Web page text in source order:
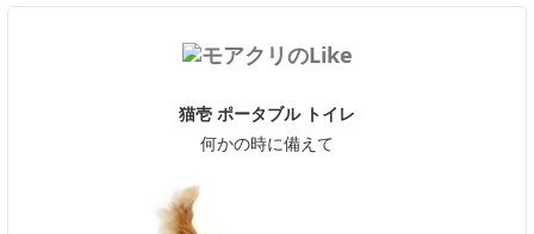
猫壱 ポータブル トイレ
何かの時に備えて